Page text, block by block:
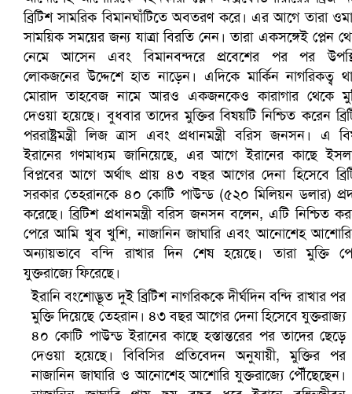
প্রোটিয়াদের হারিয়ে বিশ্বকাপের শিরোপা ঘরে তুলল ভারত
সৌদিতে ব্যাপক ধরপাকড়, এক সপ্তাহেই ২১ হাজারের বেশি
ইরানি বংশোদ্ভূত দুই ব্রিটিশ নাগরিককে দীর্ঘদিন বন্দি রাখার পর
মুক্তি দিয়েছে তেহরান। ৪৩ বছর আগের দেনা হিসেবে যুক্তরাজ্য
৪০ কোটি পাউন্ড ইরানের কাছে হস্তান্তরের পর তাদের ছেড়ে
দেওয়া হয়েছে। বিবিসির প্রতিবেদন অনুযায়ী, মুক্তির পর
নাজানিন জাঘারি ও আনোশেহ আশোরি যুক্তরাজ্যে পৌঁছেছেন।